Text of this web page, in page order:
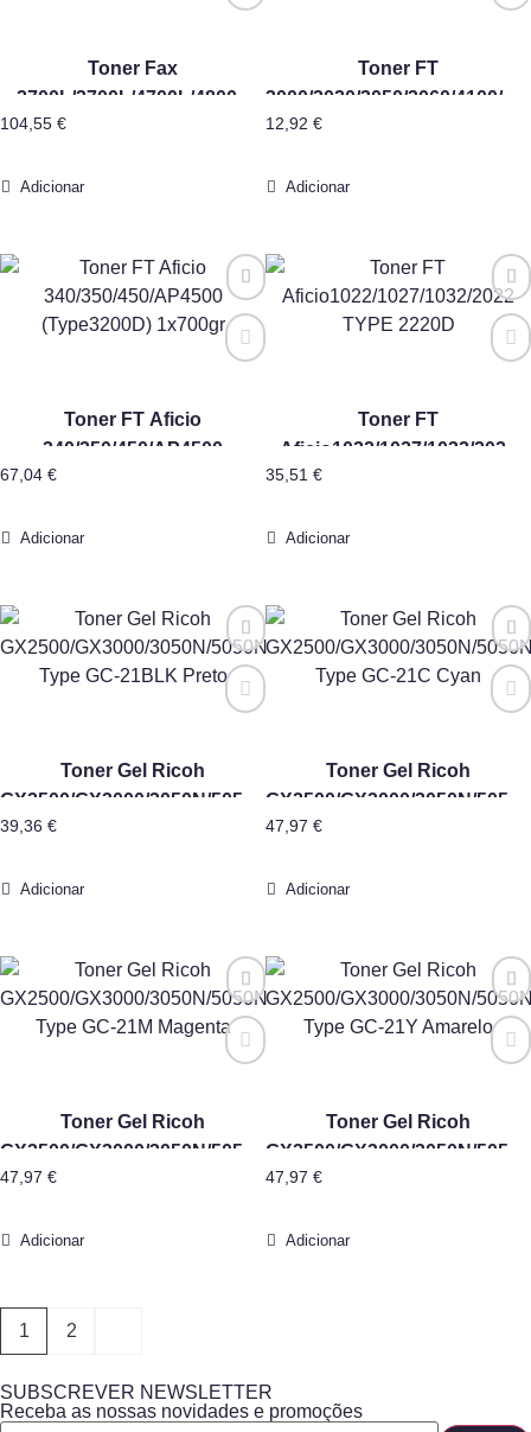
Toner Fax
2700L/3700L/4700L/4800L
1x262gr 339481 Type 150
104,55 €
Adicionar
Toner FT
3000/3020/3050/3060/4100/
1x150GR Type3000
12,92 €
Adicionar
Toner FT Aficio
340/350/450/AP4500
(Type3200D) 1x700gr
67,04 €
Adicionar
Toner FT
Aficio1022/1027/1032/2022
35,51 €
Adicionar
Toner Gel Ricoh
GX2500/GX3000/3050N/5050N
Type GC-21BLK Preto
39,36 €
Adicionar
Toner Gel Ricoh
GX2500/GX3000/3050N/
Type GC-21C Cyan
47,97 €
Adicionar
Toner Gel Ricoh
GX2500/GX3000/3050N/5050N
Type GC-21M Magenta
47,97 €
Adicionar
Toner Gel Ricoh
GX2500/GX3000/3050N/
Type GC-21Y Amarelo
47,97 €
Adicionar
1 2
SUBSCREVER NEWSLETTER
Receba as nossas novidades e promoções